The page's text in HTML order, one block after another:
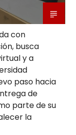
con
busca
y a
paso hacia
de
parte de su
la